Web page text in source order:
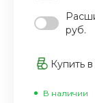
руб.
Купить
В наличии